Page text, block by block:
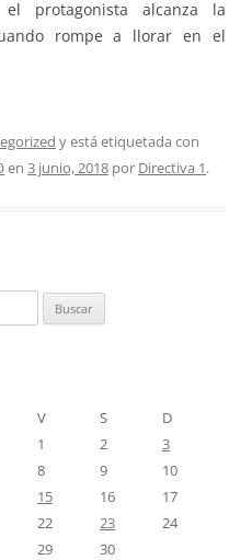
protagonista alcanza la
rompe a llorar en el
y está etiquetada con
en 3 junio, 2018 por Directiva 1.
V S
D
1
2
3
8 9
10
15 16
17
22 23
24
29
30